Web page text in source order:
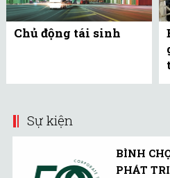
Chủ động tái sinh
Sự kiện
BÌNH
PHÁT